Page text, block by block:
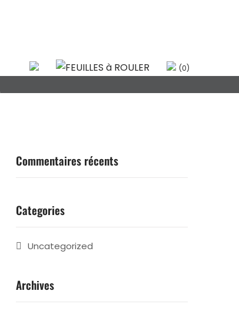
(0)
Commentaires récents
Categories
Uncategorized
Archives